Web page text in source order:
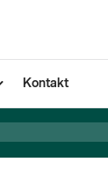
Kontakt